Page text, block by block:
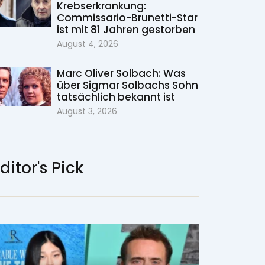
Krebserkrankung:
Commissario-Brunetti-Star
ist mit 81 Jahren gestorben
August 4, 2026
Marc Oliver Solbach: Was
über Sigmar Solbachs Sohn
tatsächlich bekannt ist
August 3, 2026
Pick